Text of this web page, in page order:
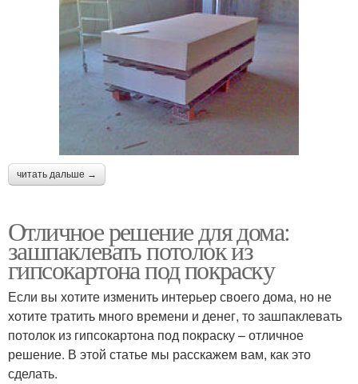
читать дальше →
Отличное решение для дома:
зашпаклевать потолок из
гипсокартона под покраску
Если вы хотите изменить интерьер своего дома, но не
хотите тратить много времени и денег, то зашпаклевать
потолок из гипсокартона под покраску – отличное
решение. В этой статье мы расскажем вам, как это
сделать.